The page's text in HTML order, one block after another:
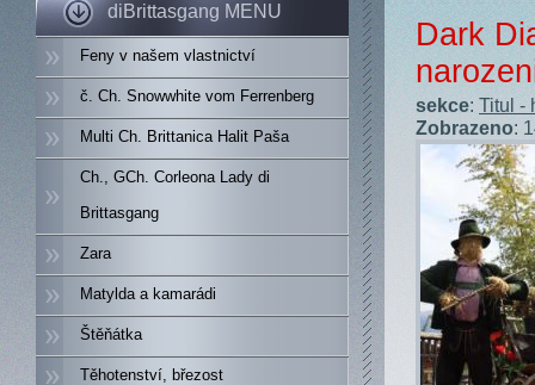
diBrittasgang MENU
Feny v našem vlastnictví
č. Ch. Snowwhite vom Ferrenberg
Multi Ch. Brittanica Halit Paša
Ch., GCh. Corleona Lady di
Brittasgang
Zara
Matylda a kamarádi
Štěňátka
Těhotenství, březost
Dark
sekce: Titul -
Zobrazeno: